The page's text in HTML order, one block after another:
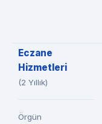
Eczane
Hizmetleri
(2 Yıllık)
Örgün